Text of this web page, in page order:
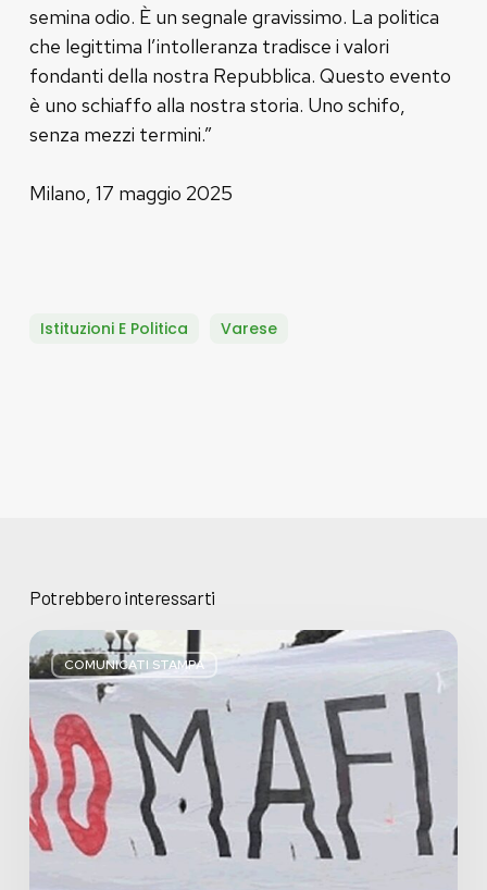
semina odio. È un segnale gravissimo. La politica
che legittima l’intolleranza tradisce i valori
fondanti della nostra Repubblica. Questo evento
è uno schiaffo alla nostra storia. Uno schifo,
senza mezzi termini.”
Milano, 17 maggio 2025
Istituzioni E Politica Varese
Potrebbero interessarti
COMUNICATI STAMPA
Basta
bugie,
Regione
Lombardia
pratica
l’antimafia
solo
a
parole